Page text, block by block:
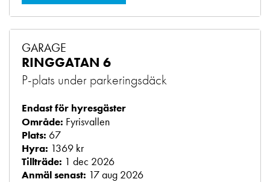
GARAGE
RINGGATAN 6
P-plats under parkeringsdäck
Endast för hyresgäster
Område: Fyrisvallen
Plats: 67
Hyra: 1369 kr
Tillträde: 1 dec 2026
Anmäl senast: 17 aug 2026